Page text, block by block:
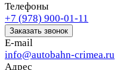
Телефоны
+7 (978) 900-01-11
Заказать звонок
E-mail
info@autobahn-crimea.ru
Адрес